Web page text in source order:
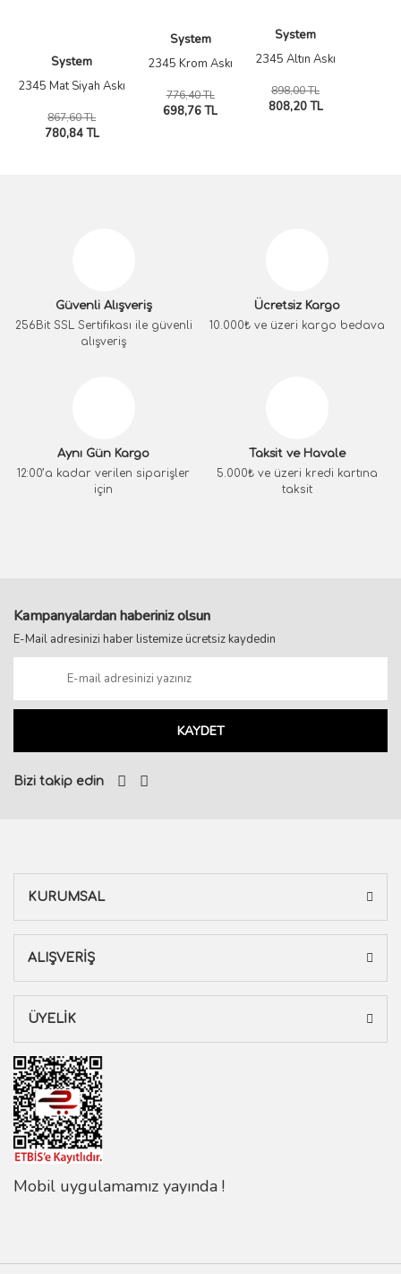
System
2345 Mat Siyah Askı
867,60 TL
780,84 TL
System
2345 Krom Askı
776,40 TL
698,76 TL
System
2345 Altın Askı
898,00 TL
808,20 TL
Güvenli Alışveriş
256Bit SSL Sertifikası ile güvenli
alışveriş
Ücretsiz Kargo
10.000₺ ve üzeri kargo bedava
Aynı Gün Kargo
12:00’a kadar verilen siparişler
için
Taksit ve Havale
5.000₺ ve üzeri kredi kartına
taksit
Kampanyalardan haberiniz olsun
E-Mail adresinizi haber listemize ücretsiz kaydedin
KAYDET
Bizi takip edin
KURUMSAL
ALIŞVERİŞ
ÜYELİK
Mobil uygulamamız yayında !